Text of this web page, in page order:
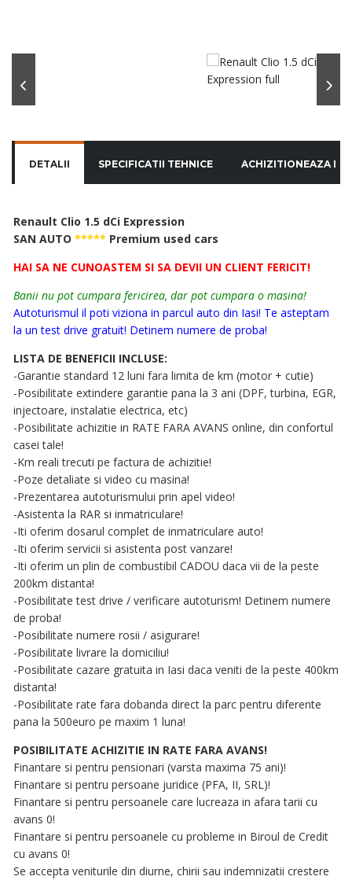
DETALII SPECIFICATII TEHNICE ACHIZITIONEAZA IN
Renault Clio 1.5 dCi Expression
SAN AUTO ***** Premium used cars
HAI SA NE CUNOASTEM SI SA DEVII UN CLIENT FERICIT!
Banii nu pot cumpara fericirea, dar pot cumpara o masina!
Autoturismul il poti viziona in parcul auto din Iasi! Te asteptam
la un test drive gratuit! Detinem numere de proba!
LISTA DE BENEFICII INCLUSE:
-Garantie standard 12 luni fara limita de km (motor + cutie)
-Posibilitate extindere garantie pana la 3 ani (DPF, turbina, EGR,
injectoare, instalatie electrica, etc)
-Posibilitate achizitie in RATE FARA AVANS online, din confortul
casei tale!
-Km reali trecuti pe factura de achizitie!
-Poze detaliate si video cu masina!
-Prezentarea autoturismului prin apel video!
-Asistenta la RAR si inmatriculare!
-Iti oferim dosarul complet de inmatriculare auto!
-Iti oferim servicii si asistenta post vanzare!
-Iti oferim un plin de combustibil CADOU daca vii de la peste
200km distanta!
-Posibilitate test drive / verificare autoturism! Detinem numere
de proba!
-Posibilitate numere rosii / asigurare!
-Posibilitate livrare la domiciliu!
-Posibilitate cazare gratuita in Iasi daca veniti de la peste 400km
distanta!
-Posibilitate rate fara dobanda direct la parc pentru diferente
pana la 500euro pe maxim 1 luna!
POSIBILITATE ACHIZITIE IN RATE FARA AVANS!
Finantare si pentru pensionari (varsta maxima 75 ani)!
Finantare si pentru persoane juridice (PFA, II, SRL)!
Finantare si pentru persoanele care lucreaza in afara tarii cu
avans 0!
Finantare si pentru persoanele cu probleme in Biroul de Credit
cu avans 0!
Se accepta veniturile din diurne, chirii sau indemnizatii crestere